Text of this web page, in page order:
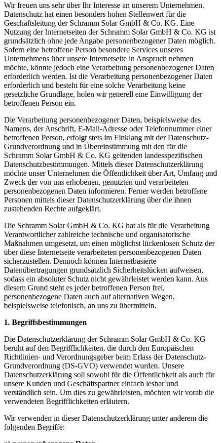
Wir freuen uns sehr über Ihr Interesse an unserem Unternehmen.
Datenschutz hat einen besonders hohen Stellenwert für die
Geschäftsleitung der Schramm Solar GmbH & Co. KG. Eine
Nutzung der Internetseiten der Schramm Solar GmbH & Co. KG ist
grundsätzlich ohne jede Angabe personenbezogener Daten möglich.
Sofern eine betroffene Person besondere Services unseres
Unternehmens über unsere Internetseite in Anspruch nehmen
möchte, könnte jedoch eine Verarbeitung personenbezogener Daten
erforderlich werden. Ist die Verarbeitung personenbezogener Daten
erforderlich und besteht für eine solche Verarbeitung keine
gesetzliche Grundlage, holen wir generell eine Einwilligung der
betroffenen Person ein.
Die Verarbeitung personenbezogener Daten, beispielsweise des
Namens, der Anschrift, E-Mail-Adresse oder Telefonnummer einer
betroffenen Person, erfolgt stets im Einklang mit der Datenschutz-
Grundverordnung und in Übereinstimmung mit den für die
Schramm Solar GmbH & Co. KG geltenden landesspezifischen
Datenschutzbestimmungen. Mittels dieser Datenschutzerklärung
möchte unser Unternehmen die Öffentlichkeit über Art, Umfang und
Zweck der von uns erhobenen, genutzten und verarbeiteten
personenbezogenen Daten informieren. Ferner werden betroffene
Personen mittels dieser Datenschutzerklärung über die ihnen
zustehenden Rechte aufgeklärt.
Die Schramm Solar GmbH & Co. KG hat als für die Verarbeitung
Verantwortlicher zahlreiche technische und organisatorische
Maßnahmen umgesetzt, um einen möglichst lückenlosen Schutz der
über diese Internetseite verarbeiteten personenbezogenen Daten
sicherzustellen. Dennoch können Internetbasierte
Datenübertragungen grundsätzlich Sicherheitslücken aufweisen,
sodass ein absoluter Schutz nicht gewährleistet werden kann. Aus
diesem Grund steht es jeder betroffenen Person frei,
personenbezogene Daten auch auf alternativen Wegen,
beispielsweise telefonisch, an uns zu übermitteln.
1. Begriffsbestimmungen
Die Datenschutzerklärung der Schramm Solar GmbH & Co. KG
beruht auf den Begrifflichkeiten, die durch den Europäischen
Richtlinien- und Verordnungsgeber beim Erlass der Datenschutz-
Grundverordnung (DS-GVO) verwendet wurden. Unsere
Datenschutzerklärung soll sowohl für die Öffentlichkeit als auch für
unsere Kunden und Geschäftspartner einfach lesbar und
verständlich sein. Um dies zu gewährleisten, möchten wir vorab die
verwendeten Begrifflichkeiten erläutern.
Wir verwenden in dieser Datenschutzerklärung unter anderem die
folgenden Begriffe: